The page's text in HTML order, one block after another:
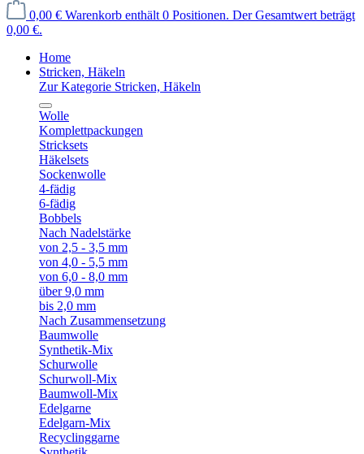
0,00 € Warenkorb enthält 0 Positionen. Der Gesamtwert beträgt
0,00 €.
Home
Stricken, Häkeln
Zur Kategorie Stricken, Häkeln
Wolle
Komplettpackungen
Stricksets
Häkelsets
Sockenwolle
4-fädig
6-fädig
Bobbels
Nach Nadelstärke
von 2,5 - 3,5 mm
von 4,0 - 5,5 mm
von 6,0 - 8,0 mm
über 9,0 mm
bis 2,0 mm
Nach Zusammensetzung
Baumwolle
Synthetik-Mix
Schurwolle
Schurwoll-Mix
Baumwoll-Mix
Edelgarne
Edelgarn-Mix
Recyclinggarne